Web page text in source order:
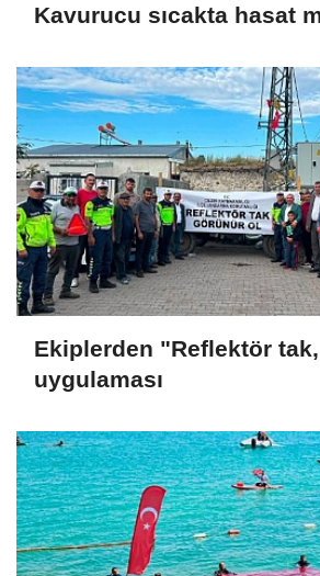
Kavurucu sıcakta hasat
Ekiplerden "Reflektör
uygulaması